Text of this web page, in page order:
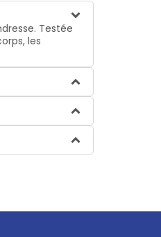
Testée
les